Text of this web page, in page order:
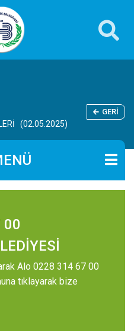
(02.05.2025)
GERI
00
Alo 0228 314 67 00
tıklayarak bize